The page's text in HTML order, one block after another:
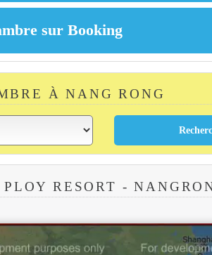
À NANG RONG
RESORT -